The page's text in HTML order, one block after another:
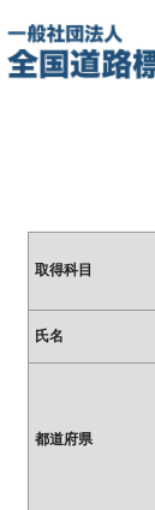
取得科目
氏名
都道府県